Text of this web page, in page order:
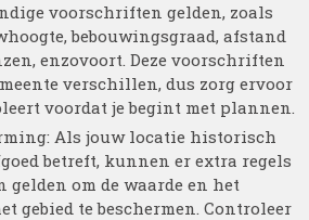
voorschriften gelden, zoals
bebouwingsgraad, afstand
enzovoort. Deze voorschriften
verschillen, dus zorg ervoor
voordat je begint met plannen.
Als jouw locatie historisch
betreft, kunnen er extra regels
gelden om de waarde en het
gebied te beschermen. Controleer